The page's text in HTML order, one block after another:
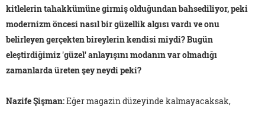
kitlelerin tahakkümüne girmiş olduğundan bahsediliyor, peki
modernizm öncesi nasıl bir güzellik algısı vardı ve onu
belirleyen gerçekten bireylerin kendisi miydi? Bugün
eleştirdiğimiz 'güzel' anlayışını modanın var olmadığı
zamanlarda üreten şey neydi peki?
Nazife Şişman:Eğer magazin düzeyinde kalmayacaksak,